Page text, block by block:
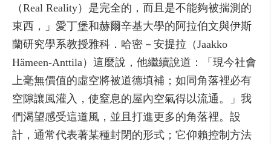
（Real Reality）是完全的，而且是不能夠被揣測的
東西，」愛丁堡和赫爾辛基大學的阿拉伯文與伊斯
蘭研究學系教授雅科．哈密－安提拉（Jaakko
Hämeen-Anttila）這麼說，他繼續說道：「現今社會
上毫無價值的虛空將被道德填補；如同角落裡必有
空隙讓風灌入，使窒息的屋內空氣得以流通。」我
們渴望感受這道風，並且打進更多的角落裡。設
計，通常代表著某種封閉的形式；它仰賴控制方法